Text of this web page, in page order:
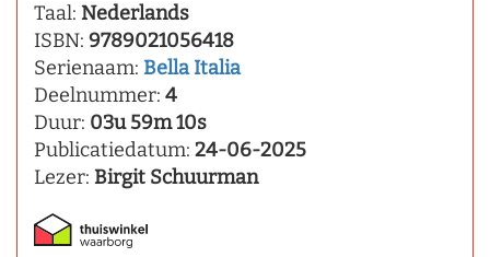
Taal: Nederlands
ISBN: 9789021056418
Serienaam: Bella Italia
Deelnummer: 4
Duur: 03u 59m 10s
Publicatiedatum: 24-06-2025
Lezer: Birgit Schuurman